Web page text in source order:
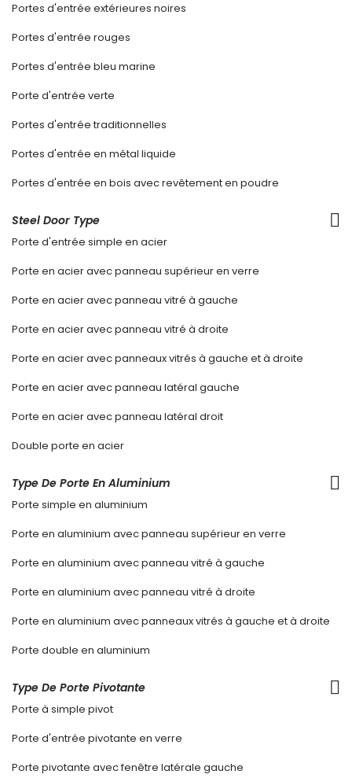
Portes d'entrée extérieures noires
Portes d'entrée rouges
Portes d'entrée bleu marine
Porte d'entrée verte
Portes d'entrée traditionnelles
Portes d'entrée en métal liquide
Portes d'entrée en bois avec revêtement en poudre
Steel Door Type
Porte d'entrée simple en acier
Porte en acier avec panneau supérieur en verre
Porte en acier avec panneau vitré à gauche
Porte en acier avec panneau vitré à droite
Porte en acier avec panneaux vitrés à gauche et à droite
Porte en acier avec panneau latéral gauche
Porte en acier avec panneau latéral droit
Double porte en acier
Type De Porte En Aluminium
Porte simple en aluminium
Porte en aluminium avec panneau supérieur en verre
Porte en aluminium avec panneau vitré à gauche
Porte en aluminium avec panneau vitré à droite
Porte en aluminium avec panneaux vitrés à gauche et à droite
Porte double en aluminium
Type De Porte Pivotante
Porte à simple pivot
Porte d'entrée pivotante en verre
Porte pivotante avec fenêtre latérale gauche